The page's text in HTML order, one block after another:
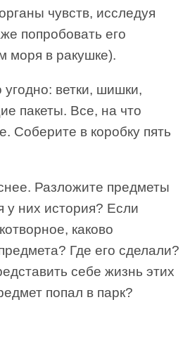
чувств, исследуя
попробовать его
моря в ракушке).
ветки, шишки,
пакеты. Все, на что
Соберите в коробку пять
Разложите предметы
у них история? Если
каково
Где его сделали?
себе жизнь этих
попал в парк?